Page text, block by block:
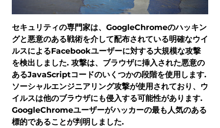
セキュリティの専門家は、GoogleChromeのハッキン
グと悪意のある戦術を介して配布されている明確なウイ
ルスによるFacebookユーザーに対する大規模な攻撃
を検出しました. 攻撃は、ブラウザに挿入された悪意の
あるJavaScriptコードのいくつかの段階を使用します.
ソーシャルエンジニアリング攻撃が使用されており、ウ
イルスは他のブラウザにも侵入する可能性があります.
GoogleChromeユーザーがハッカーの最も人気のある
標的であることが判明しました.